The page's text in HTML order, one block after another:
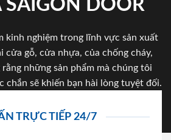
SAIGON DOOR
kinh nghiệm trong lĩnh vực sản xuất
cửa gỗ, cửa nhựa, của chống cháy,
những sản phẩm mà chúng tôi
chắn sẽ khiến bạn hài lòng tuyệt đối.
TRỰC TIẾP 24/7